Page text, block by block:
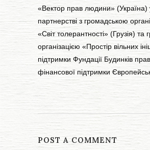
«Вектор прав людини» (Україна)
партнерстві з громадською
«Світ толерантності» (Грузія) та
організацією «Простір вільних
підтримки Фундації Будинків
фінансової підтримки
POST A COMMENT